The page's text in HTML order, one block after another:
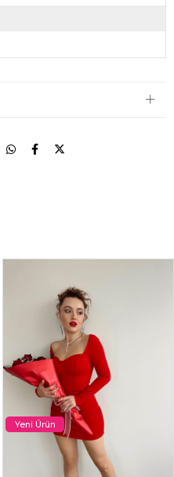
Yeni Ürün